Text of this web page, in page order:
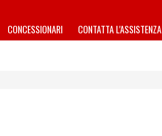
CONCESSIONARI CONTATTA L'ASSISTENZA